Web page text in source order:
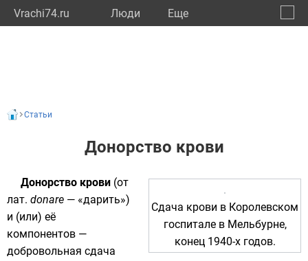
Vrachi74.ru Люди Eще
Статьи
Донорство крови
Сдача крови в Королевском
госпитале в Мельбурне,
конец 1940-х годов.
Донорство крови (от
лат. donare — «дарить»)
и (или) её
компонентов —
добровольная сдача